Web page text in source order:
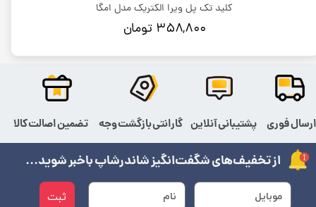
کلید تک پل ویرا الکتریک مدل امگا
۳۵۸,۸۰۰ تومان
ثبت
از تخفیف‌های شگفت‌انگیز شاندرشاپ باخبر شوید...
ارسال فوری پشتیبانی آنلاین گارانتی بازگشت وجه تضمین اصالت کالا